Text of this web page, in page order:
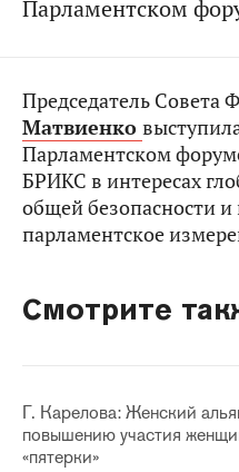
Парламентском
Председатель Совета
Матвиенко
Парламентском
БРИКС в интересах
общей безопасности
парламентское
Смотрите
Г. Карелова: Женский
повышению участия
«пятерки»